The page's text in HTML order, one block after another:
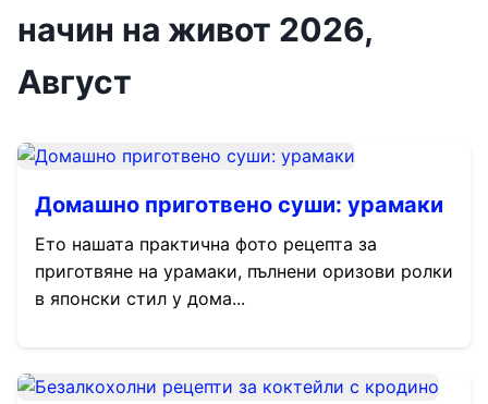
начин на живот 2026,
Август
Домашно приготвено суши: урамаки
Ето нашата практична фото рецепта за
приготвяне на урамаки, пълнени оризови ролки
в японски стил у дома...